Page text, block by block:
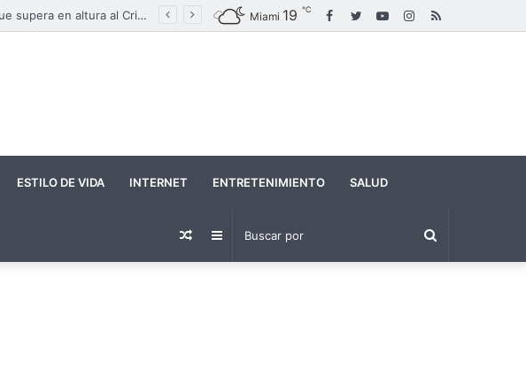
Brasil inaugura una estatua de Nuestra Señora de Fátima que supera en altura al Cristo Redentor RSS
Instagram
YouTube
Twitter
Facebook
Miami 19 ℃
ESTILO DE VIDA INTERNET ENTRETENIMIENTO SALUD
Barra
Publicación